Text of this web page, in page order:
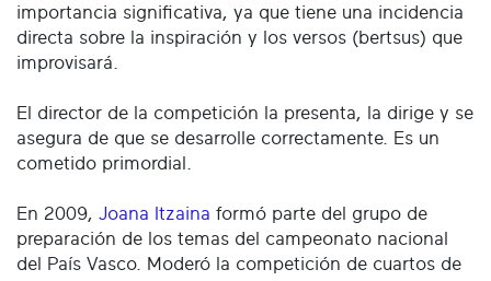
importancia significativa, ya que tiene una incidencia
directa sobre la inspiración y los versos (bertsus) que
improvisará.
El director de la competición la presenta, la dirige y se
asegura de que se desarrolle correctamente. Es un
cometido primordial.
En 2009, Joana Itzaina formó parte del grupo de
preparación de los temas del campeonato nacional
del País Vasco. Moderó la competición de cuartos de